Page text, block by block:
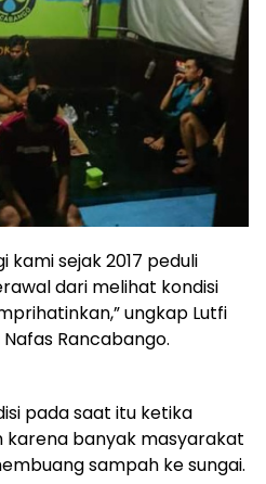
kami sejak 2017 peduli
dari melihat kondisi
ungkap Lutfi
Rancabango.
pada saat itu ketika
karena banyak masyarakat
sampah ke sungai.